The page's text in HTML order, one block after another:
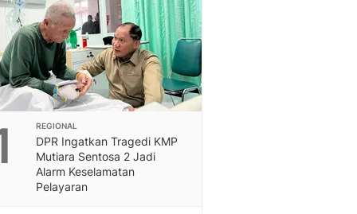
REGIONAL
DPR Ingatkan Tragedi KMP
Mutiara Sentosa 2 Jadi
Alarm Keselamatan
Pelayaran